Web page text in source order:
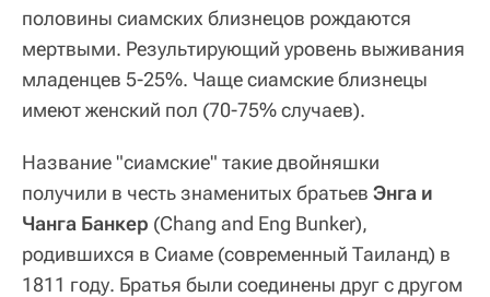
половины сиамских близнецов рождаются
мертвыми. Результирующий уровень выживания
младенцев 5‑25%. Чаще сиамские близнецы
имеют женский пол (70-75% случаев).
Название "сиамские" такие двойняшки
получили в честь знаменитых братьев Энга и
Чанга Банкер (Chang and Eng Bunker),
родившихся в Сиаме (современный Таиланд) в
1811 году. Братья были соединены друг с другом